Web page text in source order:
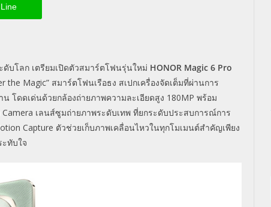
Line
บโลก เตรียมเปิดตัวสมาร์ตโฟนรุ่นใหม่ HONOR Magic 6 Pro
Magic” สมาร์ตโฟนเรือธง สเปกเครื่องจัดเต็มที่ผ่านการ
โดดเด่นด้วยกล้องถ่ายภาพความละเอียดสูง 180MP พร้อม
เลนส์ซูมถ่ายภาพระดับเทพ ที่ยกระดับประสบการณ์การ
Capture ตัวช่วยเก็บภาพเคลื่อนไหวในทุกโมเมนต์สำคัญเพียง
ทับใจ